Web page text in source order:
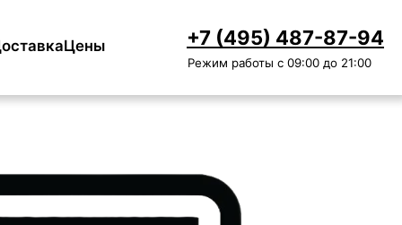
Цены +7 (495) 487-87-94
Режим работы с 09:00 до 21:00